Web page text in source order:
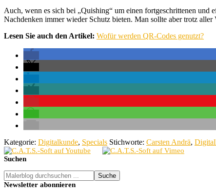
Auch, wenn es sich bei „Quishing“ um einen fortgeschrittenen
Nachdenken immer wieder Schutz bieten. Man sollte aber trotz
Lesen Sie auch den Artikel: Wofür werden QR-Codes genutzt?
Kategorie: Digitalkunde, Specials Stichworte: Carsten Andrä,
Seitenspalte
Suchen
Malerblog
durchsuchen
Newsletter abonnieren